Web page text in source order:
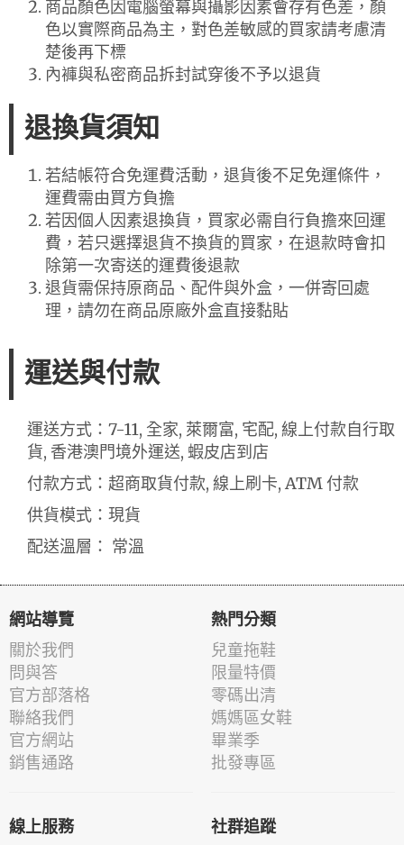
商品顏色因電腦螢幕與攝影因素會存有色差，顏
色以實際商品為主，對色差敏感的買家請考慮清
楚後再下標
內褲與私密商品拆封試穿後不予以退貨
退換貨須知
若結帳符合免運費活動，退貨後不足免運條件，
運費需由買方負擔
若因個人因素退換貨，買家必需自行負擔來回運
費，若只選擇退貨不換貨的買家，在退款時會扣
除第一次寄送的運費後退款
退貨需保持原商品、配件與外盒，一併寄回處
理，請勿在商品原廠外盒直接黏貼
運送與付款
運送方式：7-11, 全家, 萊爾富, 宅配, 線上付款自行取
貨, 香港澳門境外運送, 蝦皮店到店
付款方式：超商取貨付款, 線上刷卡, ATM 付款
供貨模式：現貨
配送溫層： 常溫
網站導覽
關於我們
問與答
官方部落格
聯絡我們
官方網站
銷售通路
熱門分類
兒童拖鞋
限量特價
零碼出清
媽媽區女鞋
畢業季
批發專區
線上服務 社群追蹤